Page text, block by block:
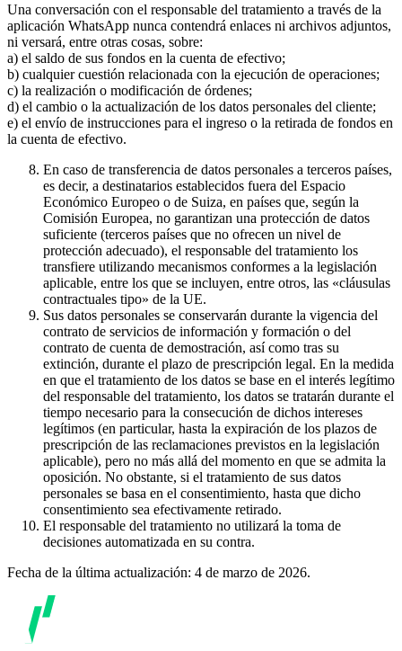
Una conversación con el responsable del tratamiento a través de la
aplicación WhatsApp nunca contendrá enlaces ni archivos adjuntos,
ni versará, entre otras cosas, sobre:
a) el saldo de sus fondos en la cuenta de efectivo;
b) cualquier cuestión relacionada con la ejecución de operaciones;
c) la realización o modificación de órdenes;
d) el cambio o la actualización de los datos personales del cliente;
e) el envío de instrucciones para el ingreso o la retirada de fondos en
la cuenta de efectivo.
En caso de transferencia de datos personales a terceros países,
es decir, a destinatarios establecidos fuera del Espacio
Económico Europeo o de Suiza, en países que, según la
Comisión Europea, no garantizan una protección de datos
suficiente (terceros países que no ofrecen un nivel de
protección adecuado), el responsable del tratamiento los
transfiere utilizando mecanismos conformes a la legislación
aplicable, entre los que se incluyen, entre otros, las «cláusulas
contractuales tipo» de la UE.
Sus datos personales se conservarán durante la vigencia del
contrato de servicios de información y formación o del
contrato de cuenta de demostración, así como tras su
extinción, durante el plazo de prescripción legal. En la medida
en que el tratamiento de los datos se base en el interés legítimo
del responsable del tratamiento, los datos se tratarán durante el
tiempo necesario para la consecución de dichos intereses
legítimos (en particular, hasta la expiración de los plazos de
prescripción de las reclamaciones previstos en la legislación
aplicable), pero no más allá del momento en que se admita la
oposición. No obstante, si el tratamiento de sus datos
personales se basa en el consentimiento, hasta que dicho
consentimiento sea efectivamente retirado.
El responsable del tratamiento no utilizará la toma de
decisiones automatizada en su contra.
Fecha de la última actualización: 4 de marzo de 2026.